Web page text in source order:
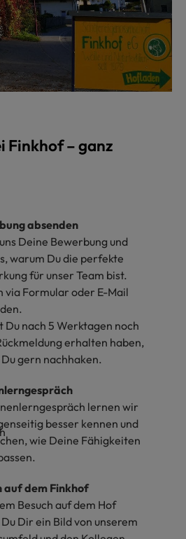
Finkhof – ganz
absenden
Deine Bewerbung und
warum Du die perfekte
für unser Team bist.
via Formular oder E-Mail
Du nach 5 Werktagen noch
erhalten haben,
gern nachhaken.
lernen wir
besser kennen und
wie Deine Fähigkeiten
auf dem Finkhof
Besuch auf dem Hof
Dir ein Bild von unserem